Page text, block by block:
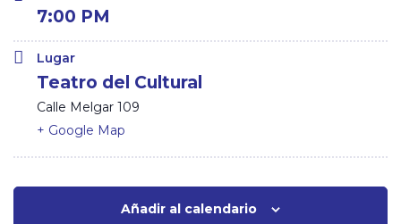
7:00 PM
Lugar
Teatro del Cultural
Calle Melgar 109
+ Google Map
Añadir al calendario